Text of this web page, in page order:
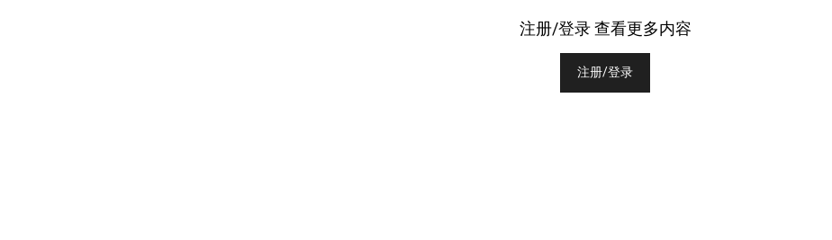
注册/登录 查看更多内容
注册/登录